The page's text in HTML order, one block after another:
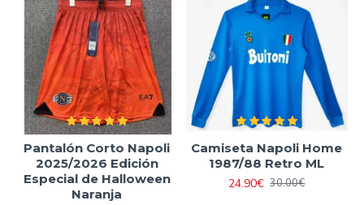
Pantalón Corto Napoli
2025/2026 Edición
Especial de Halloween
Naranja
Camiseta Napoli Home
1987/88 Retro ML
24.90€ 30.00€